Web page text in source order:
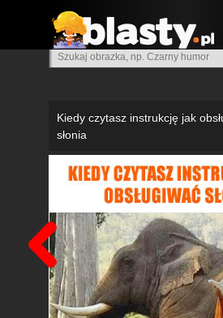
Kiedy czytasz instrukcję jak
słonia
Poprzedni